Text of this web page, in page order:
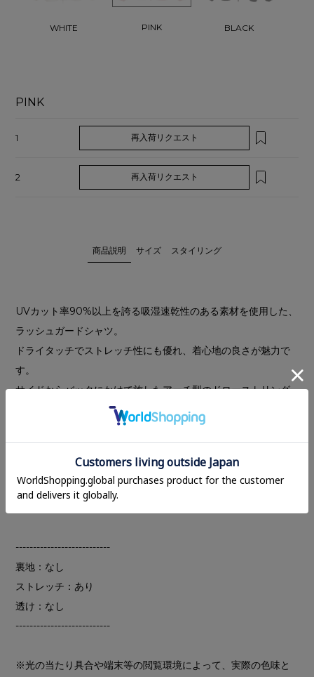
WHITE PINK BLACK
PINK
1 再入荷リクエスト
2 再入荷リクエスト
商品説明 サイズ スタイリング
UVカット率90%以上を誇る吸湿速乾性のある素材を使用した、
ラッシュガードシャツ。
ドライタッチでストレッチ性にも優れ、着心地の良さが魅力で
す。
サイドからバックにかけて施したアーチ型のドローストリング
デザインがポイントで、バックスタイルまで印象的に仕上げた
一枚。ダブルジップ仕様で、フロントはすっきりとしたデザイ
アクティブシーンにはもちろん、一枚で映えるタウンユースア
---------------------------
裏地：なし
ストレッチ：あり
透け：なし
---------------------------
※光の当たり具合や端末等の閲覧環境によって、実際の色味と